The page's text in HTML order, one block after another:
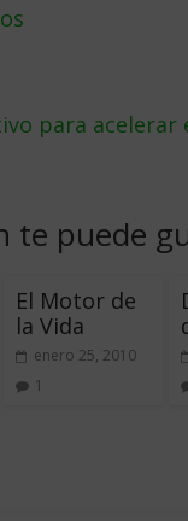
para acelerar
te puede
El Motor de
la Vida
enero 25, 2010
1